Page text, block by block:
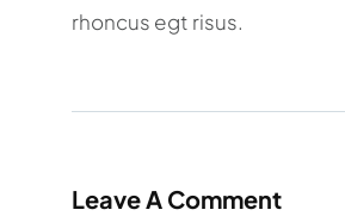
rhoncus egt risus.
Leave A Comment